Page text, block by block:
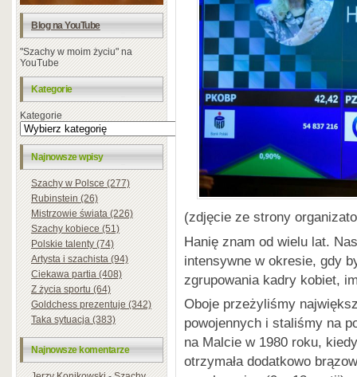
Blog na YouTube
"Szachy w moim życiu" na
YouTube
Kategorie
Kategorie
Najnowsze wpisy
Szachy w Polsce (277)
Rubinstein (26)
Mistrzowie świata (226)
Szachy kobiece (51)
Polskie talenty (74)
Artysta i szachista (94)
Ciekawa partia (408)
Z życia sportu (64)
Goldchess prezentuje (342)
Taka sytuacja (383)
Najnowsze komentarze
(zdjęcie ze strony
Hanię znam od wielu lat.
intensywne w okresie, gdy
zgrupowania kadry kobiet,
Oboje przeżyliśmy
powojennych i staliśmy na
na Malcie w 1980 roku,
otrzymała dodatkowo